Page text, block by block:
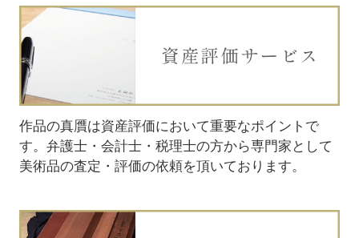
お問い合わせ
まずはお電話または査定申し込み
フォームでお問い合わせくださ
い。お品物の詳細をお伺いいたし
お品物の
額をお伝
れる方は
お問い合わせ
まずはお電話または査定申し込み
フォームでお問い合わせくださ
い。お品物の詳細をお伺いいたし
お品物の
額をお伝
れる方は
作品の真贋は資産評価において重要なポイントで
す。弁護士・会計士・税理士の方から専門家として
美術品の査定・評価の依頼を頂いております。